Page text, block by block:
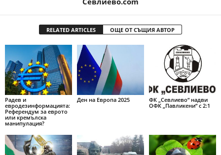
RELATED ARTICLES ОЩЕ ОТ СЪЩИЯ АВТОР
Радев и
евродезинформацията:
Референдум за еврото
или кремълска
манипулация?
Ден на Европа 2025
ФК „Севлиево“ надви
ОФК „Павликени“ с 2:1